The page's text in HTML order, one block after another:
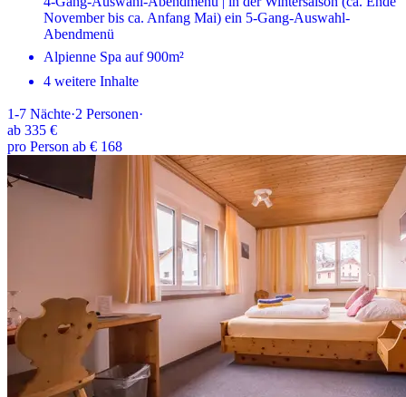
November bis ca. Anfang Mai) ein 5-Gang-Auswahl-
Abendmenü
Alpienne Spa auf 900m²
4 weitere Inhalte
1-7 Nächte·2 Personen·
ab 335 €
pro Person ab € 168